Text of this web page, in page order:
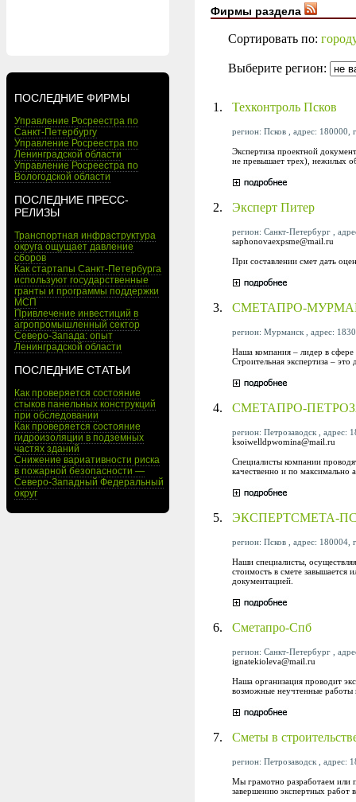
ПОСЛЕДНИЕ ФИРМЫ
Управление Росреестра по
Санкт-Петербургу
Управление Росреестра по
Ленинградской области
Управление Росреестра по
Вологодской области
ПОСЛЕДНИЕ ПРЕСС-
РЕЛИЗЫ
Транспортная инфраструктура
округа ощущает давление
сборов
Как стартапы Санкт-Петербурга
используют государственные
гранты и программы поддержки
МСП
Привлечение инвестиций в
агропромышленный сектор
Северо-Запада: опыт
Ленинградской области
ПОСЛЕДНИЕ СТАТЬИ
Как проверяется состояние
стыков панельных конструкций
при обследовании
Как проверяется состояние
гидроизоляции в подземных
частях зданий
Снижение вариативности риска
в пожарной безопасности —
Северо-Западный Федеральный
округ
Фирмы раздела
Сортировать по:
Выберите регион:
1. Техконтроль Псков
регион: Псков , адрес: 180000,
Экспертиза проектной
не превышает трех), нежилых
2. Эксперт Питер
регион: Санкт-Петербург ,
saphonovaexpsme@mail.ru
При составлении смет дать
3. СМЕТАПРО-
регион: Мурманск , адрес:
Наша компания – лидер в сфере
Строительная экспертиза –
4. СМЕТАПРО-
регион: Петрозаводск , адрес:
ksoiwelldpwomina@mail.ru
Специалисты компании
качественно и по максимально
5. ЭКСПЕРТСМЕТА-
регион: Псков , адрес:
Наши специалисты,
стоимость в смете завышается
документацией.
6. Сметапро-Спб
регион: Санкт-Петербург ,
ignatekioleva@mail.ru
Наша организация проводит
возможные неучтенные работы
7. Сметы в
регион: Петрозаводск , адрес:
Мы грамотно разработаем или
завершению экспертных работ